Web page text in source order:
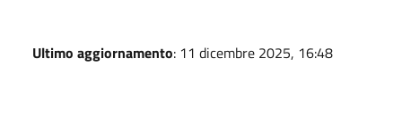
Ultimo aggiornamento: 11 dicembre 2025, 16:48